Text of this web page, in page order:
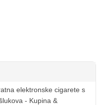
elektronske cigarete s
- Kupina &